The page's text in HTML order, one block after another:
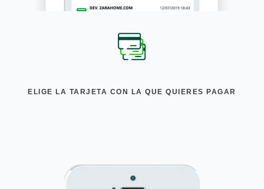
ELIGE LA TARJETA CON LA QUE QUIERES PAGAR